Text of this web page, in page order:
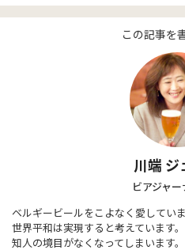
この記事を
川端 ジ
ビアジャー
ベルギービールをこよなく愛してい
世界平和は実現すると考えています
知人の境目がなくなってしまいます